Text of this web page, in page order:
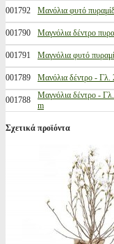
001792
Μανόλια φυτό
001790
Μαγνόλια δέντρο
001791
Μαγνόλια φυτό
001789
Μανόλια δέντρο -
001788
Μαγνόλια δέντρο -
m
Σχετικά προϊόντα